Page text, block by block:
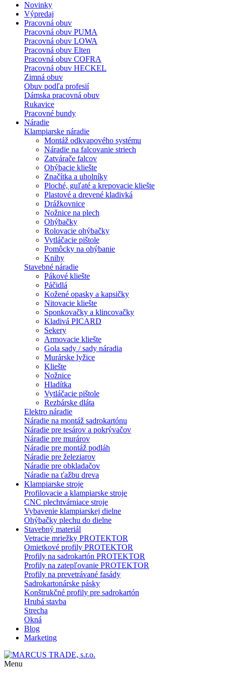
Novinky
Výpredaj
Pracovná obuv
Pracovná obuv PUMA
Pracovná obuv LOWA
Pracovná obuv Elten
Pracovná obuv COFRA
Pracovná obuv HECKEL
Zimná obuv
Obuv podľa profesií
Dámska pracovná obuv
Rukavice
Pracovné bundy
Náradie
Klampiarske náradie
Montáž odkvapového systému
Náradie na falcovanie striech
Zatvárače falcov
Ohýbacie kliešte
Značítka a uholníky
Ploché, guľaté a krepovacie kliešte
Plastové a drevené kladivká
Drážkovnice
Nožnice na plech
Ohýbačky
Rolovacie ohýbačky
Vytláčacie pištole
Pomôcky na ohýbanie
Knihy
Stavebné náradie
Pákové kliešte
Páčidlá
Kožené opasky a kapsičky
Nitovacie kliešte
Sponkovačky a klincovačky
Kladivá PICARD
Sekery
Armovacie kliešte
Gola sady / sady náradia
Murárske lyžice
Kliešte
Nožnice
Hladítka
Vytláčacie pištole
Rezbárske dláta
Elektro náradie
Náradie na montáž sadrokartónu
Náradie pre tesárov a pokrývačov
Náradie pre murárov
Náradie pre montáž podláh
Náradie pre železiarov
Náradie pre obkladačov
Náradie na ťažbu dreva
Klampiarske stroje
Profilovacie a klampiarske stroje
CNC plechtvárniace stroje
Vybavenie klampiarskej dielne
Ohýbačky plechu do dielne
Stavebný materiál
Vetracie mriežky PROTEKTOR
Omietkové profily PROTEKTOR
Profily na sadrokartón PROTEKTOR
Profily na zatepľovanie PROTEKTOR
Profily na prevetrávané fasády
Sadrokartonárske pásky
Konštrukčné profily pre sadrokartón
Hrubá stavba
Strecha
Okná
Blog
Marketing
Menu